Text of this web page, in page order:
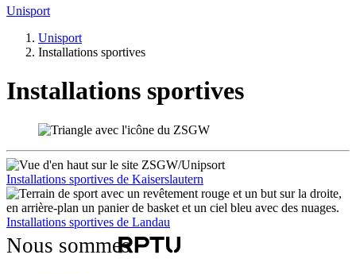
Unisport
Unisport
Installations sportives
Installations sportives
Installations sportives de Kaiserslautern
Installations sportives de Landau
Nous sommes